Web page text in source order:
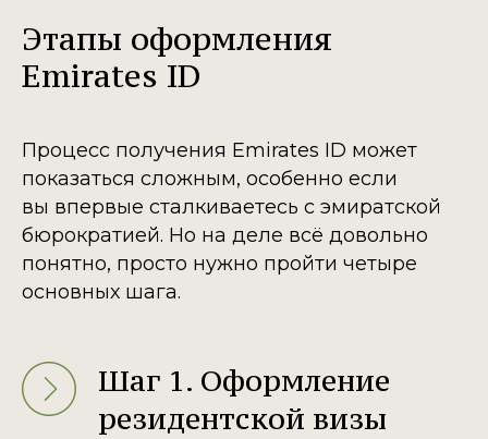
Этапы оформления
Emirates ID
Процесс получения Emirates ID может
показаться сложным, особенно если
вы впервые сталкиваетесь с эмиратской
бюрократией. Но на деле всё довольно
понятно, просто нужно пройти четыре
основных шага.
Шаг 1. Оформление
резидентской визы